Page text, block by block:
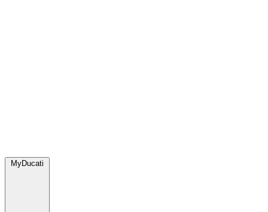
MyDucati